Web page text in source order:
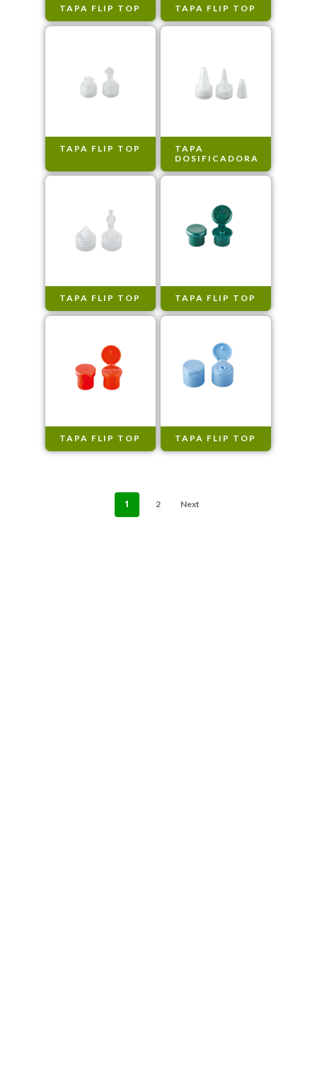
TAPA FLIP TOP TAPA FLIP TOP
TAPA FLIP TOP
TAPA
DOSIFICADORA
TAPA FLIP TOP TAPA FLIP TOP
TAPA FLIP TOP TAPA FLIP TOP
1 2 Next